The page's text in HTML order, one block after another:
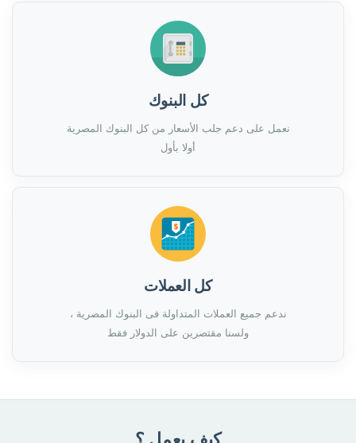
كل البنوك
نعمل على دعم جلب الأسعار من كل البنوك المصرية
أولا بأول
كل العملات
ندعم جميع العملات المتداولة فى البنوك المصرية ،
ولسنا مقتصرين على الدولار فقط